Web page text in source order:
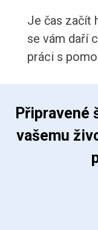
Je čas začít
se vám daří
práci s
vašemu